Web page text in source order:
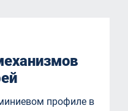
профиле в